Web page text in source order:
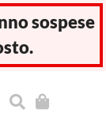
sospese